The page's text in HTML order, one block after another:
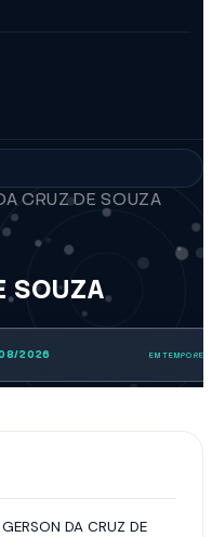
CRUZ DE SOUZA
SOUZA
2026
GERSON DA CRUZ DE